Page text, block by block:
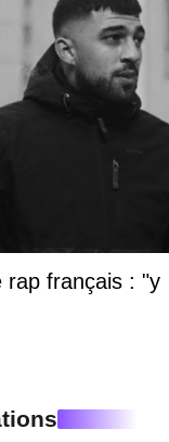
rap français : "y